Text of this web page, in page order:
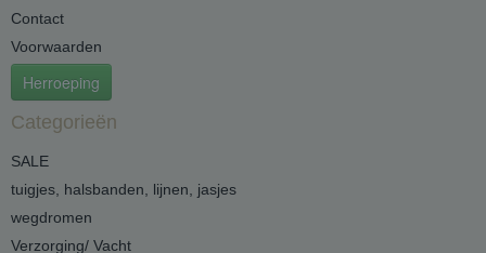
Contact
Voorwaarden
Herroeping
Categorieën
SALE
tuigjes, halsbanden, lijnen, jasjes
wegdromen
Verzorging/ Vacht